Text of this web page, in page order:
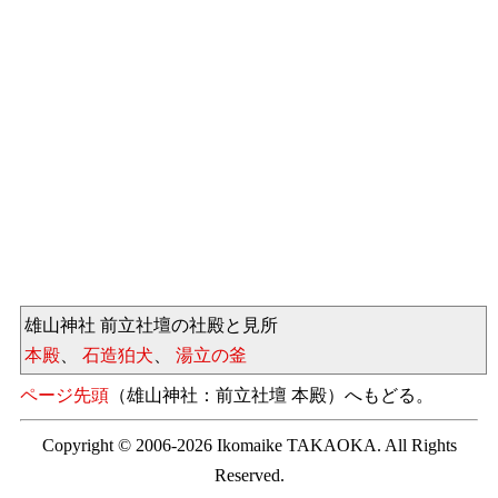
雄山神社 前立社壇の社殿と見所
本殿
石造狛犬 湯立の釜
ページ先頭 （雄山神社：前立社壇 本殿）へもどる。
Copyright © 2006-2026 Ikomaike TAKAOKA. All Rights
Reserved.